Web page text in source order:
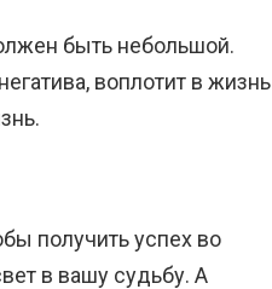
быть небольшой.
воплотит в жизнь
получить успех во
в вашу судьбу. А